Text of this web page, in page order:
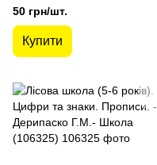
- Дерипаско Г.М.- Школа
(106328)
50 грн/шт.
Купити